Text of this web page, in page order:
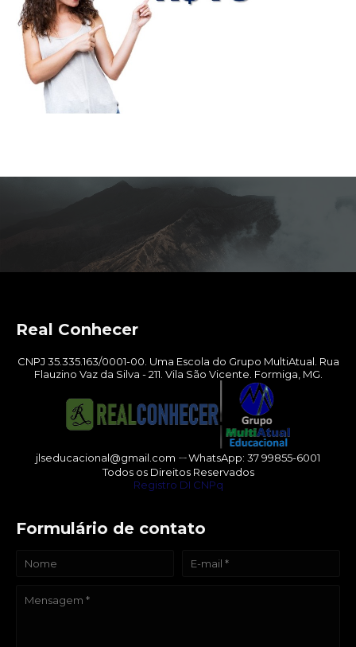
Real Conhecer
CNPJ 35.335.163/0001-00. Uma Escola do Grupo MultiAtual. Rua
Flauzino Vaz da Silva - 211. Vila São Vicente. Formiga, MG.
jlseducacional@gmail.com ㄧWhatsApp: 37 99855-6001
Todos os Direitos Reservados
Registro DI CNPq
Formulário de contato